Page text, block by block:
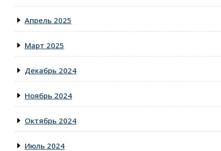
Апрель 2025
Март 2025
Декабрь 2024
Ноябрь 2024
Октябрь 2024
Июль 2024